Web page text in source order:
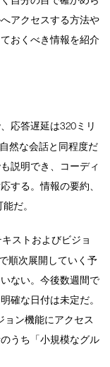
アクセスする方法や
おくべき情報を紹介
応答遅延は320ミリ
然な会話と同程度だ
説明でき、コーディ
する。情報の要約、
だ。
ストおよびビジョ
順次展開していく予
ない。今後数週間で
確な日付は未定だ。
ョン機能にアクセス
うち「小規模なグル